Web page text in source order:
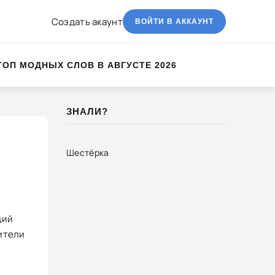
Создать акаунт ВОЙТИ В АККАУНТ
МОДНЫХ СЛОВ В АВГУСТЕ 2026
ЗНАЛИ?
Шестёрка